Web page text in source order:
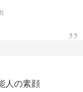
人の素顔